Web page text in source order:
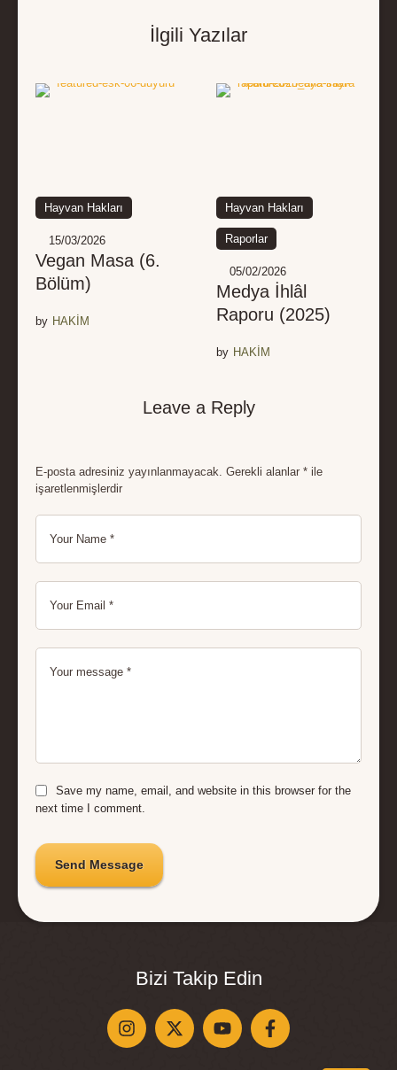
İlgili Yazılar
Hayvan Hakları
15/03/2026
Vegan Masa (6.
Bölüm)
by HAKİM
Hayvan Hakları
Raporlar
05/02/2026
Medya İhlâl
Raporu (2025)
by HAKİM
Leave a Reply
E-posta adresiniz yayınlanmayacak. Gerekli alanlar * ile
işaretlenmişlerdir
Save my name, email, and website in this browser for the
next time I comment.
Send Message
Bizi Takip Edin